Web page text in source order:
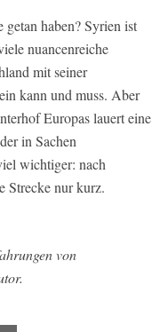
haben? Syrien ist
nuancenreiche
mit seiner
kann und muss. Aber
Europas lauert eine
in Sachen
wichtiger: nach
Strecke nur kurz.
von